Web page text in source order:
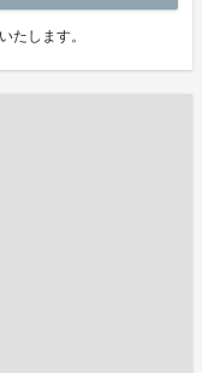
たします。